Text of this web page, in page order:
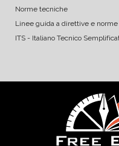
Norme tecniche
Linee guida a direttive e norme
ITS - Italiano Tecnico